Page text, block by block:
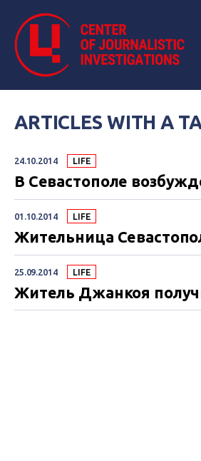
ARTICLES WITH A
24.10.2014 LIFE
В Севастополе
01.10.2014 LIFE
Жительница
25.09.2014 LIFE
Житель Джанкоя